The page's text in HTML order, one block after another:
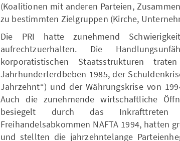
(Koalitionen mit anderen Parteien,
zu bestimmten Zielgruppen (Kirche,
Die PRI hatte zunehmend
aufrech tzuerhalten. Die
korporatistischen Staatsstrukturen
Jahrhunderterdbeben 1985, der
Jahrzehnt“) und der Währungskrise von
Auch die zunehmende wirtschaftliche
besiegelt durch das Inkrafttreten
Freihandelsabkommen NAFTA 1994, hatten
und stellten die jahrzehntelange